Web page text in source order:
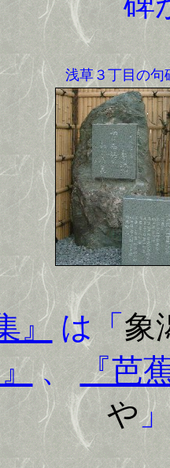
浅草３丁目の句
』 は「象
、『芭
や